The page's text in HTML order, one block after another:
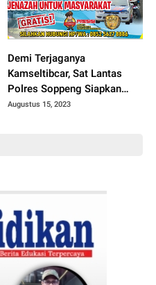
Demi Terjaganya
Kamseltibcar, Sat Lantas
Polres Soppeng Siapkan
Layanan Pengawalan
Augustus 15, 2023